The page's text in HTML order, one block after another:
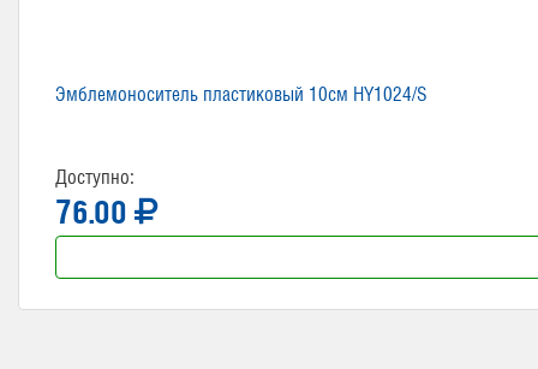
Эмблемоноситель пластиковый 10см HY1024/S
Доступно:
76.00